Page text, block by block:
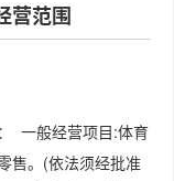
营范围
一般经营项目:体育
售。(依法须经批准